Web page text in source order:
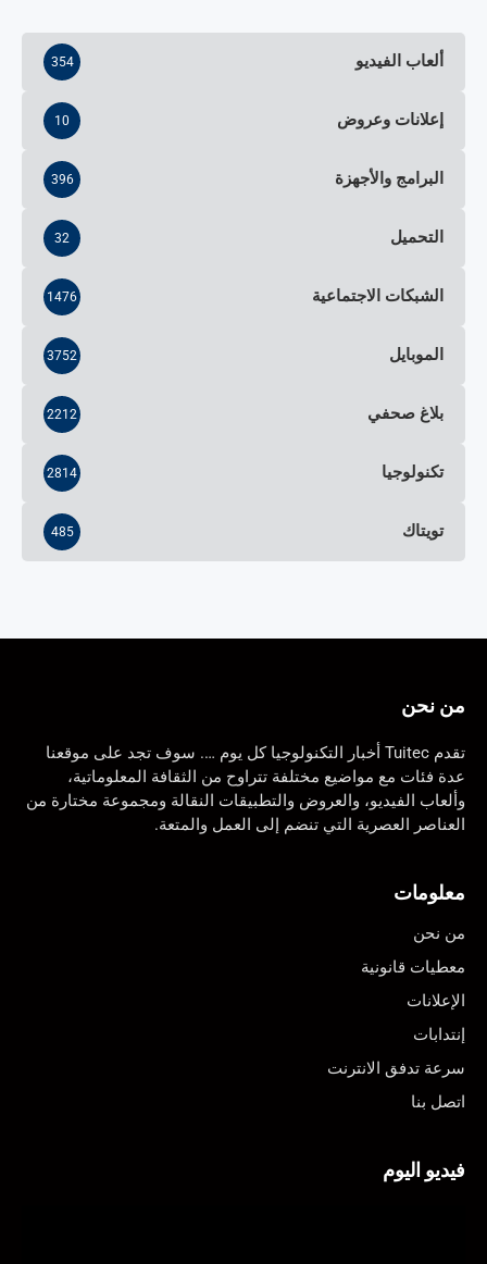
ألعاب الفيديو 354
إعلانات وعروض 10
البرامج والأجهزة 396
التحميل 32
الشبكات الاجتماعية 1476
الموبايل 3752
بلاغ صحفي 2212
تكنولوجيا 2814
تويتاك 485
من نحن
تقدم Tuitec أخبار التكنولوجيا كل يوم …. سوف تجد على موقعنا
عدة فئات مع مواضيع مختلفة تتراوح من الثقافة المعلوماتية،
وألعاب الفيديو، والعروض والتطبيقات النقالة ومجموعة مختارة من
العناصر العصرية التي تنضم إلى العمل والمتعة.
معلومات
من نحن
معطيات قانونية
الإعلانات
إنتدابات
سرعة تدفق الانترنت
اتصل بنا
فيديو اليوم